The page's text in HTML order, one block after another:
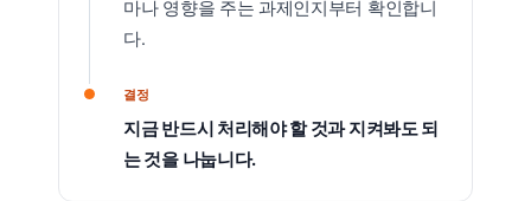
마나 영향을 주는 과제인지부터 확인합니
다.
결정
지금 반드시 처리해야 할 것과 지켜봐도 되
는 것을 나눕니다.